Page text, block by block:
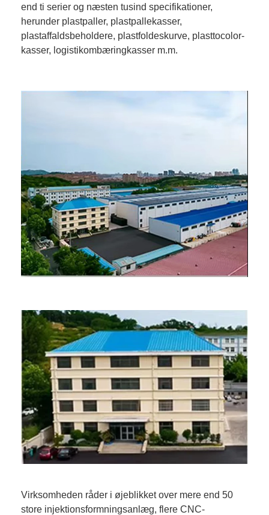
end ti serier og næsten tusind specifikationer,
herunder plastpaller, plastpallekasser,
plastaffaldsbeholdere, plastfoldeskurve, plasttocolor-
kasser, logistikombæringkasser m.m.
Virksomheden råder i øjeblikket over mere end 50
store injektionsformningsanlæg, flere CNC-